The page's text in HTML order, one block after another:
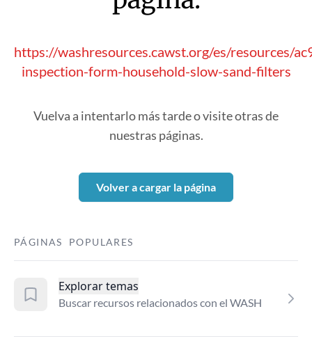
https://washresources.cawst.org/es/resources/
inspection-form-household-slow-sand-filters
Vuelva a intentarlo más tarde o visite otras de
nuestras páginas.
Volver a cargar la página
PÁGINAS POPULARES
Explorar temas
Buscar recursos relacionados con el WASH